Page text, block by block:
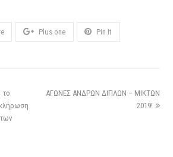
Plus one Pin It
το
ΑΓΩΝΕΣ ΑΝΔΡΩΝ ΔΙΠΛΩΝ – ΜΙΚΤΩΝ
2019!